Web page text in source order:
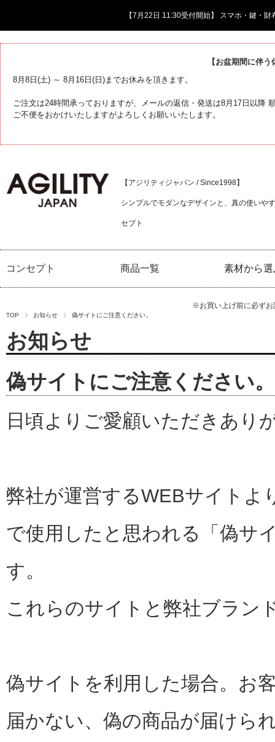
【7月22日 11:30受付開始】 スマホ・鍵・
【お盆期間に伴
8月8日(土) ～ 8月16日(日)までお休みを頂きます。
ご注文は24時間承っておりますが、メールの返信・発送は8月17日以降
ご不便をおかけいたしますがよろしくお願いいたします。
【アジリティジャパン / Since1998】
シンプルでモダンなデザインと、真の使いや
セプト
コンセプト 商品一覧 素材から選
※お買い上げ前に必ず
TOP お知らせ 偽サイトにご注意ください。
お知らせ
偽サイトにご注意ください。
日頃よりご愛顧いただきあり
弊社が運営するWEBサイトよ
で使用したと思われる「偽サ
す。
これらのサイトと弊社ブラン
偽サイトを利用した場合。お
届かない、偽の商品が届けら